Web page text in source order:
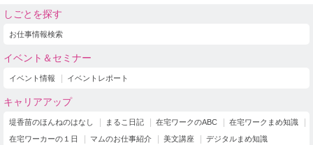
しごとを探す
お仕事情報検索
イベント＆セミナー
イベント情報 イベントレポート
キャリアアップ
堤香苗のほんねのはなし まるこ日記 在宅ワークのABC
在宅ワークまめ知識
在宅ワーカーの１日
マムのお仕事紹介 美文講座 デジタルまめ知識